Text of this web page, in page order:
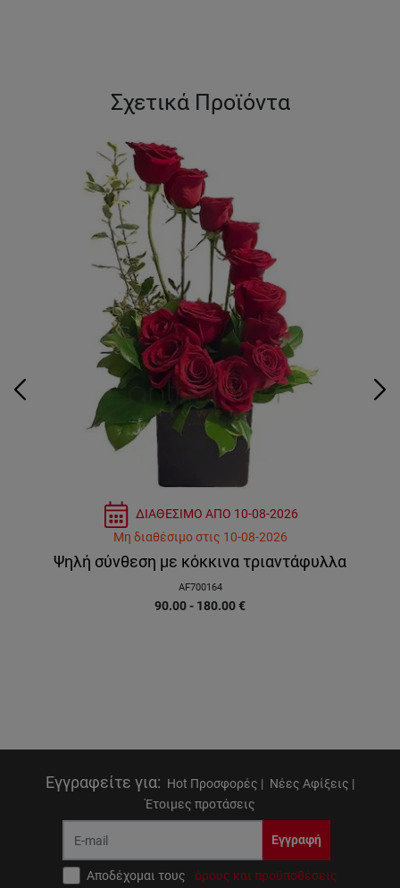
Σχετικά Προϊόντα
ΔΙΑΘΕΣΙΜΟ ΑΠΟ 10-08-2026
Μη διαθέσιμο στις 10-08-2026
Ψηλή σύνθεση με κόκκινα τριαντάφυλλα
AF700164
90.00 - 180.00€
Εγγραφείτε για: Hot Προσφορές | Νέες Αφίξεις |
Έτοιμες προτάσεις
Εγγραφή
Αποδέχομαι τους όρους και προϋποθέσεις